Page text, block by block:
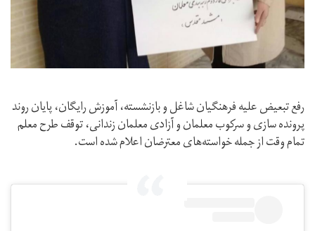
رفع تبعیض علیه فرهنگیان شاغل و بازنشسته، آموزش رایگان، پایان روند
پرونده سازی و سرکوب معلمان و آزادی معلمان زندانی، توقف طرح معلم
تمام وقت از جمله خواسته‌های معترضان اعلام شده است.